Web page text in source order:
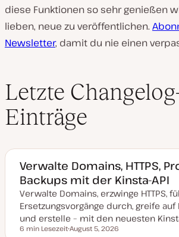
diese Funktionen so sehr genießen
lieben, neue zu veröffentlichen.
Newsletter, damit du nie einen
Letzte
Einträge
Verwalte Domains, HTTPS,
Backups mit der Kinsta-API
Verwalte Domains, erzwinge HTTPS,
Ersetzungsvorgänge durch, greife auf
und erstelle – mit den neuesten
Lesezeit
6 min Lesezeit August 5, 2026